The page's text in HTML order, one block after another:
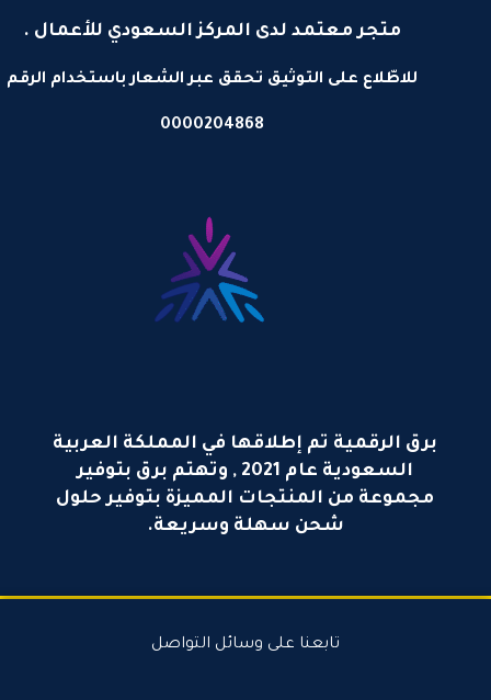
متجر معتمد لدى المركز السعودي للأعمال .
للاطّلاع على التوثيق تحقق عبر الشعار باستخدام الرقم
0000204868
برق الرقمية تم إطلاقها في المملكة العربية
السعودية عام 2021 , وتهتم برق بتوفير
مجموعة من المنتجات المميزة بتوفير حلول
شحن سهلة وسريعة.
تابعنا على وسائل التواصل